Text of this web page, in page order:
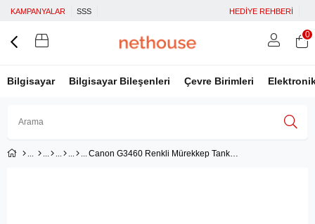
KAMPANYALAR SSS HEDİYE REHBERİ
Bilgisayar Bilgisayar Bileşenleri Çevre Birimleri
Facebook İle Bağlan
0
Canon G3460 Renkli Mürekkep Tanklı Yazıcı - Tarayıcı - Fotokopi / Wifi /Mobil Baskı (Canon Eurasia Garantili)